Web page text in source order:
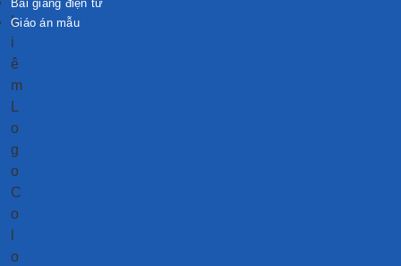
Bài giảng điện tử
Giáo án mẫu